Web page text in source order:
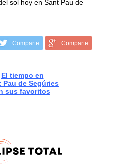
sol hoy en Sant Pau de
Comparte Comparte
El tiempo en
Pau de Segúries
sus favoritos